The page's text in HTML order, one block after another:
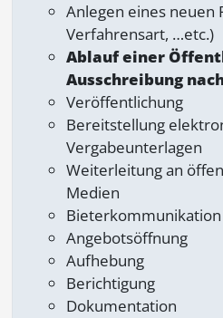
Anlegen eines neuen
Verfahrensart, …etc.)
Ablauf einer
Ausschreibung
Veröffentlichung
Bereitstellung
Vergabeunterlagen
Weiterleitung an
Medien
Bieterkommunikation
Angebotsöffnung
Aufhebung
Berichtigung
Dokumentation